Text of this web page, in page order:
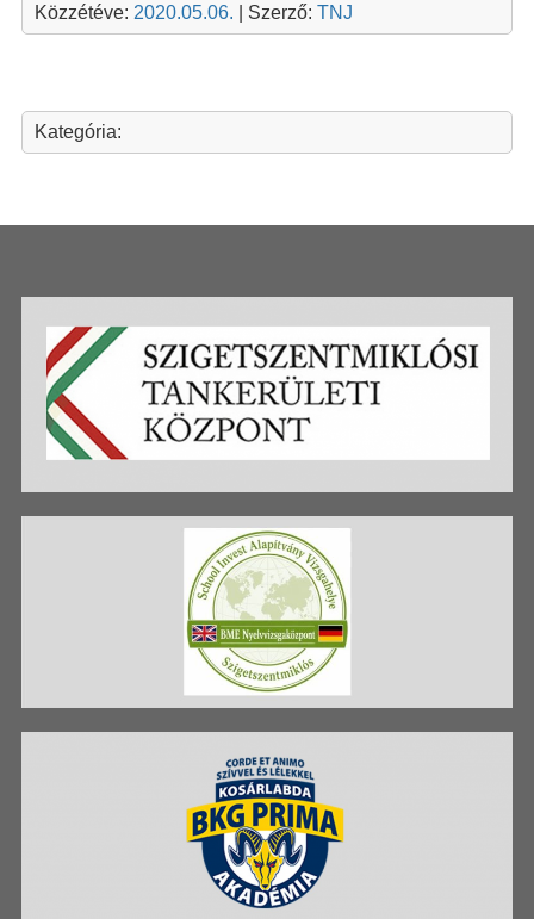
Közzétéve: 2020.05.06. | Szerző: TNJ
Kategória: